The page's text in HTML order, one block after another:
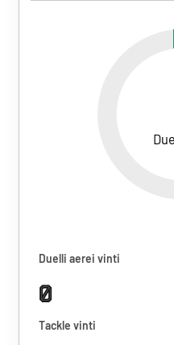
Duelli aerei vinti
0
Tackle vinti